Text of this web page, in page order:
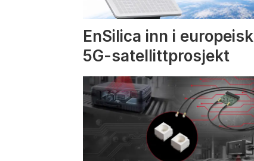
EnSilica inn i europeisk
5G-satellittprosjekt